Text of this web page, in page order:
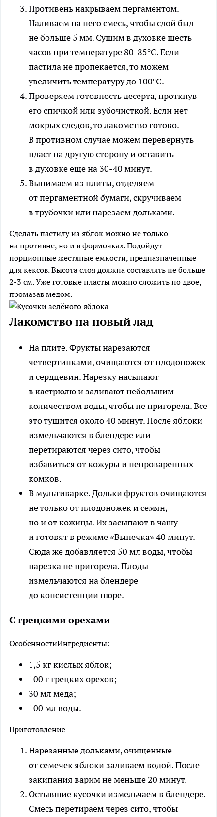
Противень накрываем пергаментом.
Наливаем на него смесь, чтобы слой был
не больше 5 мм. Сушим в духовке шесть
часов при температуре 80-85°C. Если
пастила не пропекается, то можем
увеличить температуру до 100°C.
Проверяем готовность десерта, проткнув
его спичкой или зубочисткой. Если нет
мокрых следов, то лакомство готово.
В противном случае можем перевернуть
пласт на другую сторону и оставить
в духовке еще на 30-40 минут.
Вынимаем из плиты, отделяем
от пергаментной бумаги, скручиваем
в трубочки или нарезаем дольками.
Сделать пастилу из яблок можно не только
на противне, но и в формочках. Подойдут
порционные жестяные емкости, предназначенные
для кексов. Высота слоя должна составлять не больше
2-3 см. Уже готовые пласты можно сложить по двое,
промазав медом.
Лакомство на новый лад
На плите. Фрукты нарезаются
четвертинками, очищаются от плодоножек
и сердцевин. Нарезку насыпают
в кастрюлю и заливают небольшим
количеством воды, чтобы не пригорела. Все
это тушится около 40 минут. После яблоки
измельчаются в блендере или
перетираются через сито, чтобы
избавиться от кожуры и непроваренных
комков.
В мультиварке. Дольки фруктов очищаются
не только от плодоножек и семян,
но и от кожицы. Их засыпают в чашу
и готовят в режиме «Выпечка» 40 минут.
Сюда же добавляется 50 мл воды, чтобы
нарезка не пригорела. Плоды
измельчаются на блендере
до консистенции пюре.
С грецкими орехами
ОсобенностиИнгредиенты:
1,5 кг кислых яблок;
100 г грецких орехов;
30 мл меда;
100 мл воды.
Приготовление
Нарезанные дольками, очищенные
от семечек яблоки заливаем водой. После
закипания варим не меньше 20 минут.
Остывшие кусочки измельчаем в блендере.
Смесь перетираем через сито, чтобы